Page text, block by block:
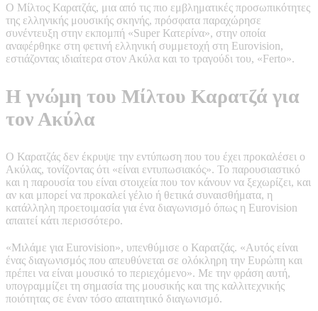
Ο Μίλτος Καρατζάς, μια από τις πιο εμβληματικές προσωπικότητες
της ελληνικής μουσικής σκηνής, πρόσφατα παραχώρησε
συνέντευξη στην εκπομπή «Super Κατερίνα», στην οποία
αναφέρθηκε στη φετινή ελληνική συμμετοχή στη Eurovision,
εστιάζοντας ιδιαίτερα στον Ακύλα και το τραγούδι του, «Ferto».
Η γνώμη του Μίλτου Καρατζά για
τον Ακύλα
Ο Καρατζάς δεν έκρυψε την εντύπωση που του έχει προκαλέσει ο
Ακύλας, τονίζοντας ότι «είναι εντυπωσιακός». Το παρουσιαστικό
και η παρουσία του είναι στοιχεία που τον κάνουν να ξεχωρίζει, και
αν και μπορεί να προκαλεί γέλιο ή θετικά συναισθήματα, η
κατάλληλη προετοιμασία για ένα διαγωνισμό όπως η Eurovision
απαιτεί κάτι περισσότερο.
«Μιλάμε για Eurovision», υπενθύμισε ο Καρατζάς. «Αυτός είναι
ένας διαγωνισμός που απευθύνεται σε ολόκληρη την Ευρώπη και
πρέπει να είναι μουσικό το περιεχόμενο». Με την φράση αυτή,
υπογραμμίζει τη σημασία της μουσικής και της καλλιτεχνικής
ποιότητας σε έναν τόσο απαιτητικό διαγωνισμό.